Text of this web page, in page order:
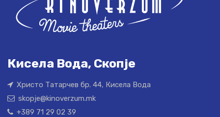
Кисела Вода, Скопје
Христо Татарчев бр. 44, Кисела Вода
skopje@kinoverzum.mk
+389 71 29 02 39